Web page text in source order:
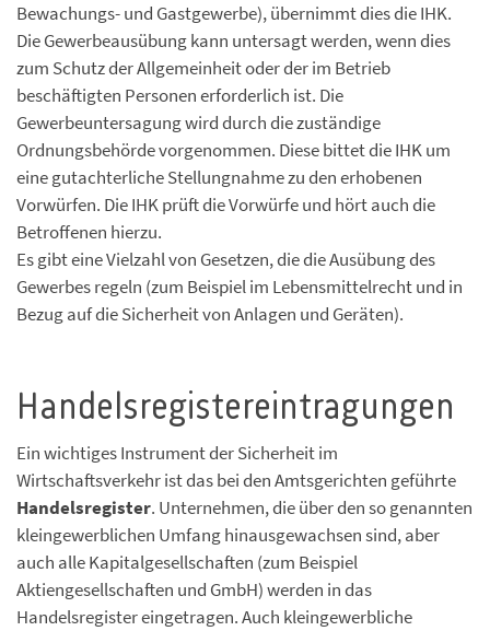
Bewachungs- und Gastgewerbe), übernimmt dies die IHK.
Die Gewerbeausübung kann untersagt werden, wenn dies
zum Schutz der Allgemeinheit oder der im Betrieb
beschäftigten Personen erforderlich ist. Die
Gewerbeuntersagung wird durch die zuständige
Ordnungsbehörde vorgenommen. Diese bittet die IHK um
eine gutachterliche Stellungnahme zu den erhobenen
Vorwürfen. Die IHK prüft die Vorwürfe und hört auch die
Betroffenen hierzu.
Es gibt eine Vielzahl von Gesetzen, die die Ausübung des
Gewerbes regeln (zum Beispiel im Lebensmittelrecht und in
Bezug auf die Sicherheit von Anlagen und Geräten).
Handelsregistereintragungen
Ein wichtiges Instrument der Sicherheit im
Wirtschaftsverkehr ist das bei den Amtsgerichten geführte
Handelsregister. Unternehmen, die über den so genannten
kleingewerblichen Umfang hinausgewachsen sind, aber
auch alle Kapitalgesellschaften (zum Beispiel
Aktiengesellschaften und GmbH) werden in das
Handelsregister eingetragen. Auch kleingewerbliche